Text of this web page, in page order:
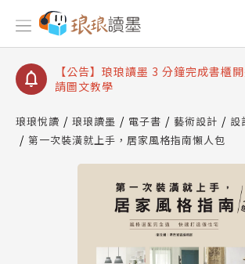
【公告】琅琅讀墨數位閱讀資產合
【公告】琅琅讀墨書櫃開通常見問題
【公告】琅琅讀墨 3 分鐘完成書櫃
請圖文教學
查詢
【公告】琅琅讀墨數位閱讀資產合併
琅琅悅讀 琅琅讀墨 電子書 藝術設計
設
第一次裝潢就上手，居家風格指南懶人包